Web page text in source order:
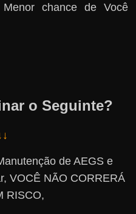
chance de Você
o Seguinte?
de AEGS e
VOCÊ NÃO CORRERÁ
RISCO,